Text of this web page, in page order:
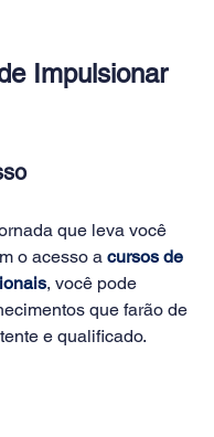
Impulsionar
que leva você
o acesso a cursos de
, você pode
que farão de
e qualificado.